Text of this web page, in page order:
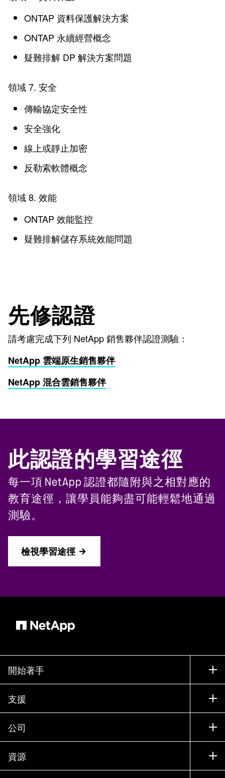
ONTAP 資料保護解決方案
ONTAP 永續經營概念
疑難排解 DP 解決方案問題
領域 7. 安全
傳輸協定安全性
安全強化
線上或靜止加密
反勒索軟體概念
領域 8. 效能
ONTAP 效能監控
疑難排解儲存系統效能問題
先修認證
請考慮完成下列 NetApp 銷售夥伴認證測驗：
NetApp 雲端原生銷售夥伴
NetApp 混合雲銷售夥伴
此認證的學習途徑
每一項 NetApp 認證都隨附與之相對應的
教育途徑，讓學員能夠盡可能輕鬆地通過
測驗。
檢視學習途徑
開始著手
如何購買
聯絡銷售人員
尋找合作夥伴
試用產品
執行簡報
支援
支援
訓練
說明文件
公司
公司
合作夥伴
資源